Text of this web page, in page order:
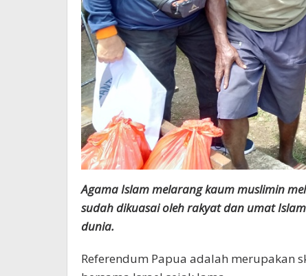
Agama Islam melarang kaum muslimin
sudah dikuasai oleh rakyat dan umat
dunia.
Referendum Papua adalah merupakan